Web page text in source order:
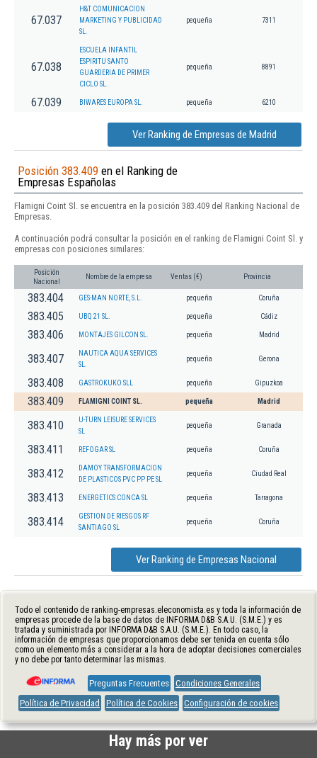
67.037
H&T COMUNICACION
MARKETING Y PUBLICIDAD
SL.
pequeña 7311
67.038
ESCUELA INFANTIL
ESPIRITU SANTO
GUARDERIA DE PRIMER
CICLO SL.
pequeña 8891
67.039 BIWARES EUROPA SL. pequeña 6210
Ver Ranking de Empresas de Madrid
Posición 383.409 en el Ranking de
Empresas Españolas
Flamigni Coint Sl. se encuentra en la posición 383.409 del Ranking Nacional de
Empresas.
A continuación podrá consultar la posición en el ranking de Flamigni Coint Sl. y
empresas con posiciones similares:
Posición
Nacional
Nombre de la empresa Ventas (€) Provincia
383.404 GES-MAN NORTE, S.L. pequeña Coruña
383.405 UBQ 21 SL. pequeña Cádiz
383.406 MONTAJES GILCON SL. pequeña Madrid
383.407
NAUTICA AQUA SERVICES
SL.
pequeña Gerona
383.408 GASTROKUKO SLL pequeña Gipuzkoa
383.409 FLAMIGNI COINT SL. pequeña Madrid
383.410
U-TURN LEISURE SERVICES
SL
pequeña Granada
383.411 REFOGAR SL pequeña Coruña
383.412
DAMOY TRANSFORMACION
DE PLASTICOS PVC PP PE SL
pequeña Ciudad Real
383.413 ENERGETICS CONCA SL pequeña Tarragona
383.414
GESTION DE RIESGOS RF
SANTIAGO SL
pequeña Coruña
Ver Ranking de Empresas Nacional
Todo el contenido de ranking-empresas.eleconomista.es y toda la información de
empresas procede de la base de datos de INFORMA D&B S.A.U. (S.M.E.) y es
tratada y suministrada por INFORMA D&B S.A.U. (S.M.E.). En todo caso, la
información de empresas que proporcionamos debe ser tenida en cuenta sólo
como un elemento más a considerar a la hora de adoptar decisiones comerciales
y no debe por tanto determinar las mismas.
Preguntas Frecuentes Condiciones Generales
Política de Privacidad
Política de Cookies Configuración de cookies
Hay más por ver